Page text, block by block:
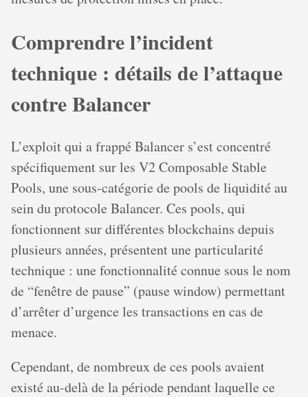
Comprendre l’incident
technique : détails de l’attaque
contre Balancer
L’exploit qui a frappé Balancer s’est concentré
spécifiquement sur les V2 Composable Stable
Pools, une sous-catégorie de pools de liquidité au
sein du protocole Balancer. Ces pools, qui
fonctionnent sur différentes blockchains depuis
plusieurs années, présentent une particularité
technique : une fonctionnalité connue sous le nom
de “fenêtre de pause” (pause window) permettant
d’arrêter d’urgence les transactions en cas de
menace.
Cependant, de nombreux de ces pools avaient
existé au-delà de la période pendant laquelle ce